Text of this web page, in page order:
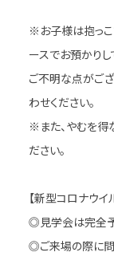
※お子様は抱っこ
ースでお預かりし
ご不明な点がご
わせください。
※また、やむを得
ださい。
【新型コロナウ
◎見学会は完全予
◎ご来場の際に問